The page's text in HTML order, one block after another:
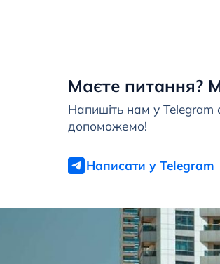
Маєте питання?
Напишіть нам у
допоможемо!
Написати у Telegram